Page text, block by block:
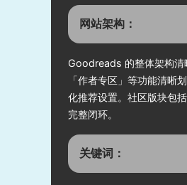
网站架构：
Goodreads 的整体架构清
「作者专区」等功能清晰
化推荐设置。社区版块包
完整闭环。
关键词：